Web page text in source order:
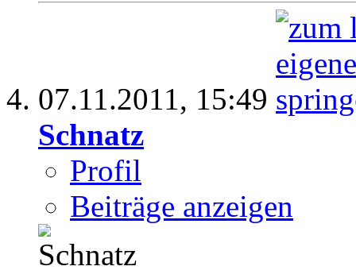
07.11.2011, 15:49
Schnatz
Profil
Beiträge anzeigen